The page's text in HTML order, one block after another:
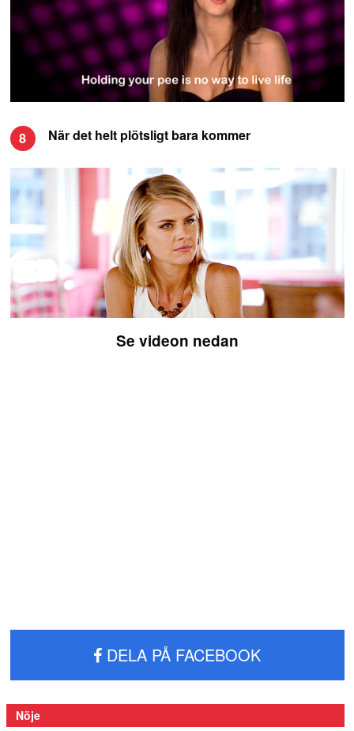
8 När det helt plötsligt bara kommer
Se videon nedan
DELA PÅ FACEBOOK
Nöje